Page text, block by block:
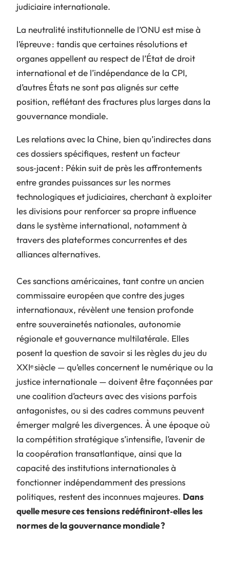
judiciaire internationale.
La neutralité institutionnelle de l’ONU est mise à
l’épreuve : tandis que certaines résolutions et
organes appellent au respect de l’État de droit
international et de l’indépendance de la CPI,
d’autres États ne sont pas alignés sur cette
position, reflétant des fractures plus larges dans la
gouvernance mondiale.
Les relations avec la Chine, bien qu’indirectes dans
ces dossiers spécifiques, restent un facteur
sous‑jacent : Pékin suit de près les affrontements
entre grandes puissances sur les normes
technologiques et judiciaires, cherchant à exploiter
les divisions pour renforcer sa propre influence
dans le système international, notamment à
travers des plateformes concurrentes et des
alliances alternatives.
Ces sanctions américaines, tant contre un ancien
commissaire européen que contre des juges
internationaux, révèlent une tension profonde
entre souverainetés nationales, autonomie
régionale et gouvernance multilatérale. Elles
posent la question de savoir si les règles du jeu du
XXIᵉ siècle — qu’elles concernent le numérique ou la
justice internationale — doivent être façonnées par
une coalition d’acteurs avec des visions parfois
antagonistes, ou si des cadres communs peuvent
émerger malgré les divergences. À une époque où
la compétition stratégique s’intensifie, l’avenir de
la coopération transatlantique, ainsi que la
capacité des institutions internationales à
fonctionner indépendamment des pressions
politiques, restent des inconnues majeures. Dans
quelle mesure ces tensions redéfiniront‑elles les
normes de la gouvernance mondiale ?